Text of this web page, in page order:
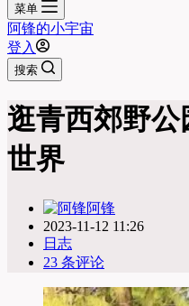
菜单
阿锋的小宇宙
登入
搜索
逛青西郊野
世界
阿锋
2023-11-12 11:26
日志
23 条评论